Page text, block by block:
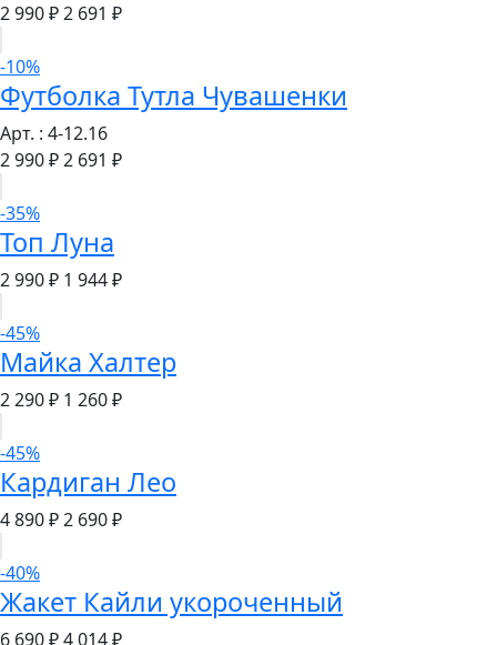
2 990 ₽2 691 ₽
-10%
Футболка Тутла Чувашенки
Арт. : 4-12.16
2 990 ₽2 691 ₽
-35%
Топ Луна
2 990 ₽ 1 944 ₽
-45%
Майка Халтер
2 290 ₽ 1 260 ₽
-45%
Кардиган Лео
4 890 ₽2 690 ₽
-40%
Жакет Кайли укороченный
6 690 ₽4 014 ₽